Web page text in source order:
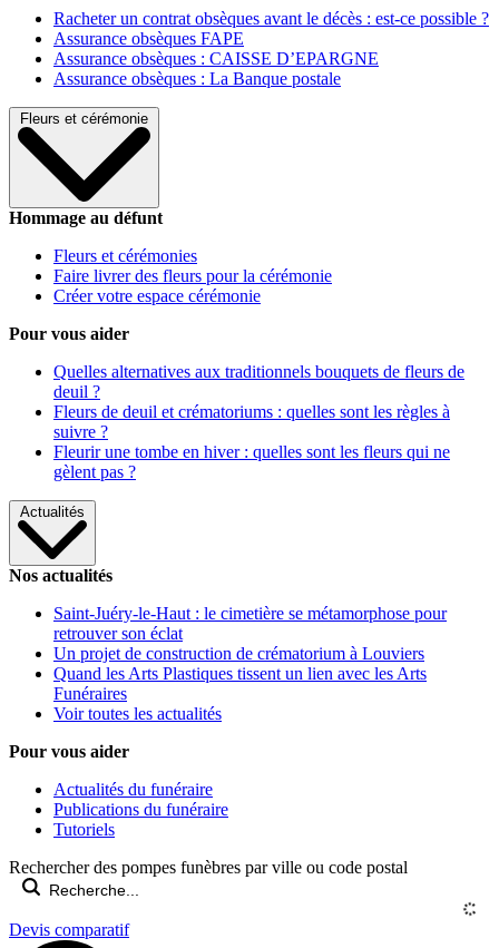
Racheter un contrat obsèques avant le décès : est-ce possible ?
Assurance obsèques FAPE
Assurance obsèques : CAISSE D’EPARGNE
Assurance obsèques : La Banque postale
Fleurs et cérémonie
Hommage au défunt
Fleurs et cérémonies
Faire livrer des fleurs pour la cérémonie
Créer votre espace cérémonie
Pour vous aider
Quelles alternatives aux traditionnels bouquets de fleurs de
deuil ?
Fleurs de deuil et crématoriums : quelles sont les règles à
suivre ?
Fleurir une tombe en hiver : quelles sont les fleurs qui ne
gèlent pas ?
Actualités
Nos actualités
Saint-Juéry-le-Haut : le cimetière se métamorphose pour
retrouver son éclat
Un projet de construction de crématorium à Louviers
Quand les Arts Plastiques tissent un lien avec les Arts
Funéraires
Voir toutes les actualités
Pour vous aider
Actualités du funéraire
Publications du funéraire
Tutoriels
Rechercher des pompes funèbres par ville ou code postal
Devis comparatif